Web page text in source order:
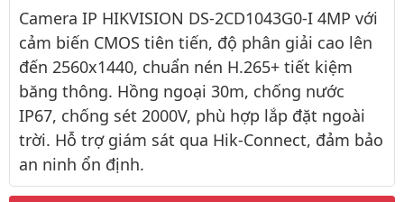
Camera IP HIKVISION DS-2CD1043G0-I 4MP với
cảm biến CMOS tiên tiến, độ phân giải cao lên
đến 2560x1440, chuẩn nén H.265+ tiết kiệm
băng thông. Hồng ngoại 30m, chống nước
IP67, chống sét 2000V, phù hợp lắp đặt ngoài
trời. Hỗ trợ giám sát qua Hik-Connect, đảm bảo
an ninh ổn định.